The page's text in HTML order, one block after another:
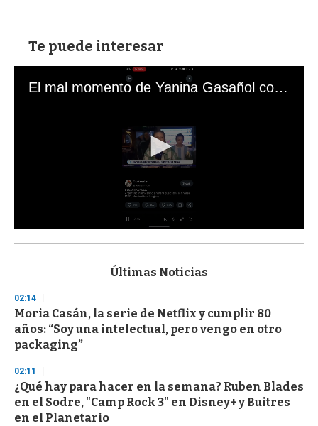
Te puede interesar
El mal momento de Yanina Gasañol con un hincha argentino en "Subrayado"
s
d
s
o
f
3
s
c
o
n
Últimas Noticias
02:14
Moria Casán, la serie de Netflix y cumplir 80
años: “Soy una intelectual, pero vengo en otro
packaging”
02:11
¿Qué hay para hacer en la semana? Ruben Blades
en el Sodre, "Camp Rock 3" en Disney+ y Buitres
en el Planetario